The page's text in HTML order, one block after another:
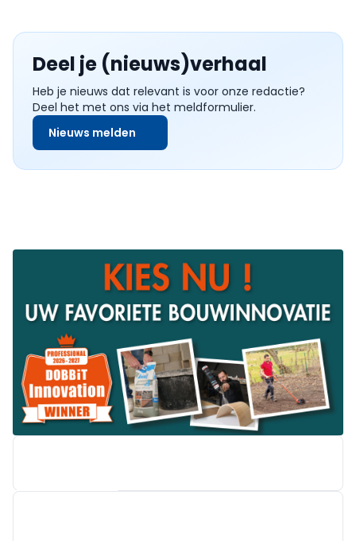
Deel je (nieuws)verhaal
Heb je nieuws dat relevant is voor onze redactie?
Deel het met ons via het meldformulier.
Nieuws melden